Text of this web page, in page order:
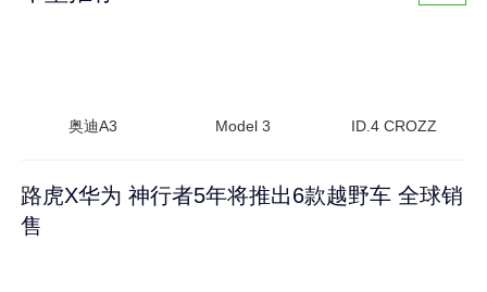
奥迪A3 Model 3 ID.4 CROZZ
路虎X华为 神行者5年将推出6款越野车 全球销
售